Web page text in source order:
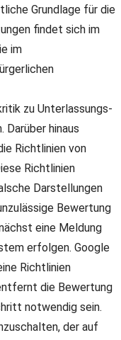
Grundlage für die
findet sich im
im
zu Unterlassungs-
Darüber hinaus
Richtlinien von
Richtlinien
Darstellungen
Bewertung
eine Meldung
erfolgen. Google
Richtlinien
die Bewertung
notwendig sein.
der auf